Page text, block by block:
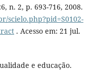
n. 2, p. 693-716, 2008.
scielo.php?pid=S0102-
. Acesso em: 21 jul.
e educação.